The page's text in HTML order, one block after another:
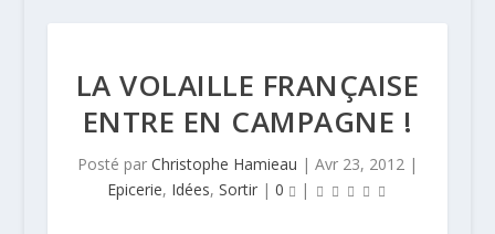
LA VOLAILLE FRANÇAISE
ENTRE EN CAMPAGNE !
Posté par Christophe Hamieau | Avr 23, 2012|
Epicerie, Idées,Sortir |0 |